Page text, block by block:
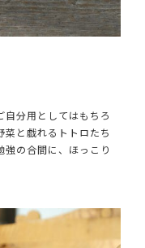
自分用としてはもちろ
菜と戯れるトトロたち
の合間に、ほっこり